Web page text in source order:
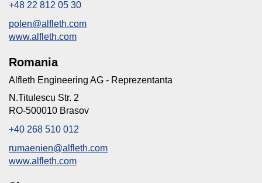
+48 22 812 05 30
polen@alfleth.com
www.alfleth.com
Romania
Alfleth Engineering AG - Reprezentanta
N.Titulescu Str. 2
RO-500010 Brasov
+40 268 510 012
rumaenien@alfleth.com
www.alfleth.com